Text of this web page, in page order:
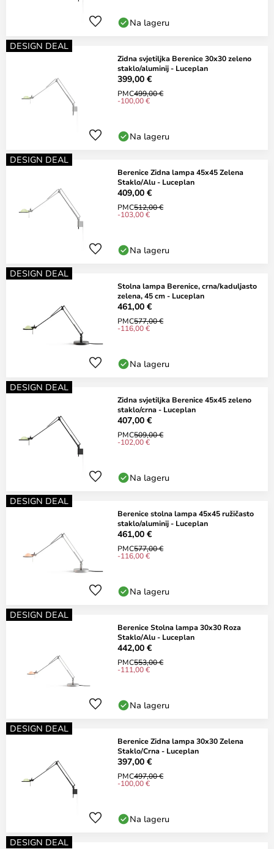
Na lageru
DESIGN DEAL
Zidna svjetiljka Berenice 30x30 zeleno
staklo/aluminij - Luceplan
399,00 €
PMC499,00 €
-100,00 €
Na lageru
DESIGN DEAL
Berenice Zidna lampa 45x45 Zelena
Staklo/Alu - Luceplan
409,00 €
PMC512,00 €
-103,00 €
Na lageru
DESIGN DEAL
Stolna lampa Berenice, crna/kaduljasto
zelena, 45 cm - Luceplan
461,00 €
PMC577,00 €
-116,00 €
Na lageru
DESIGN DEAL
Zidna svjetiljka Berenice 45x45 zeleno
staklo/crna - Luceplan
407,00 €
PMC509,00 €
-102,00 €
Na lageru
DESIGN DEAL
Berenice stolna lampa 45x45 ružičasto
staklo/aluminij - Luceplan
461,00 €
PMC577,00 €
-116,00 €
Na lageru
DESIGN DEAL
Berenice Stolna lampa 30x30 Roza
Staklo/Alu - Luceplan
442,00 €
PMC553,00 €
-111,00 €
Na lageru
DESIGN DEAL
Berenice Zidna lampa 30x30 Zelena
Staklo/Crna - Luceplan
397,00 €
PMC497,00 €
-100,00 €
Na lageru
DESIGN DEAL